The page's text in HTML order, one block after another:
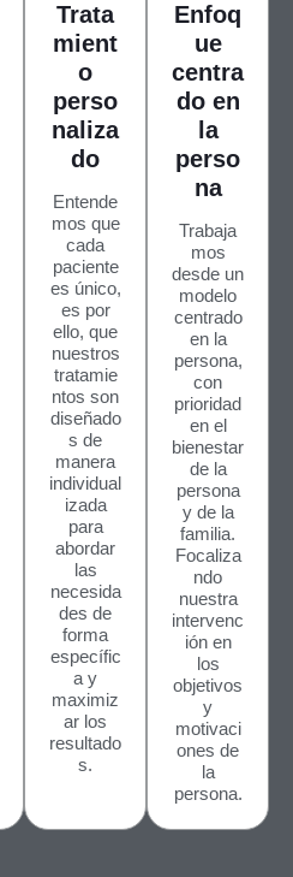
Trata
mient
o
perso
naliza
do
Entende
mos que
cada
paciente
es único,
es por
ello, que
nuestros
tratamie
ntos son
diseñado
s de
manera
individual
izada
para
abordar
las
necesida
des de
forma
específic
a y
maximiz
ar los
resultado
s.
Enfoq
ue
centra
do en
la
perso
na
Trabaja
mos
desde un
modelo
centrado
en la
persona,
con
prioridad
en el
bienestar
de la
persona
y de la
familia.
Focaliza
ndo
nuestra
intervenc
ión en
los
objetivos
y
motivaci
ones de
la
persona.